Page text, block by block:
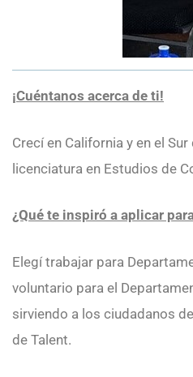
¡Cuéntanos acerca de ti!
Crecí en California y en el
licenciatura en Estudios de
¿Qué te inspiró a aplicar
Elegí trabajar para
voluntario para el
sirviendo a los ciudadanos
de Talent.